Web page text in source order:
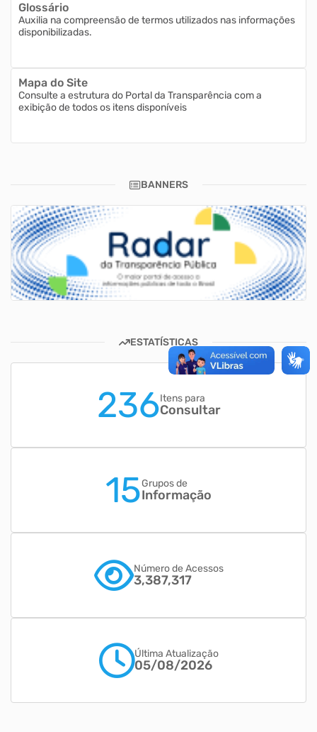
Glossário
Auxilia na compreensão de termos utilizados nas informações
disponibilizadas.
Mapa do Site
Consulte a estrutura do Portal da Transparência com a
exibição de todos os itens disponíveis
BANNERS
ESTATÍSTICAS
236Itens para
Consultar
15Grupos de
Informação
Número de Acessos
3,387,317
Última Atualização
05/08/2026